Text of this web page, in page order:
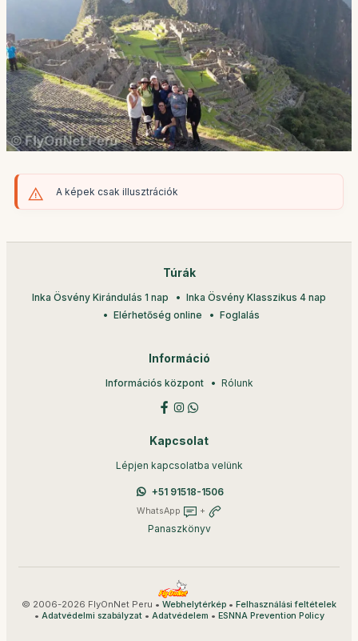
A képek csak illusztrációk
Túrák
Inka Ösvény Kirándulás 1 nap
Inka Ösvény Klasszikus 4 nap
Elérhetőség online
Foglalás
Információ
Információs központ Rólunk
Kapcsolat
Lépjen kapcsolatba velünk
+51 91518-1506
WhatsApp +
Panaszkönyv
© 2006-2026 FlyOnNet Peru • Webhelytérkép • Felhasználási feltételek
• Adatvédelmi szabályzat• Adatvédelem • ESNNA Prevention Policy